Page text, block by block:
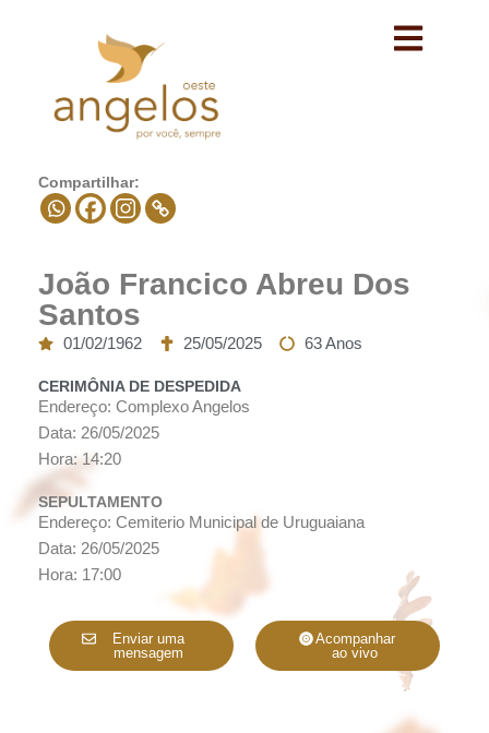
Compartilhar:
João Francico Abreu Dos
Santos
01/02/1962 25/05/2025 63 Anos
CERIMÔNIA DE DESPEDIDA
Endereço: Complexo Angelos
Data: 26/05/2025
Hora: 14:20
SEPULTAMENTO
Endereço: Cemiterio Municipal de Uruguaiana
Data: 26/05/2025
Hora: 17:00
Enviar uma
mensagem
Acompanhar
ao vivo